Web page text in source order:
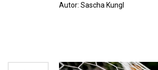
Autor: Sascha Kungl